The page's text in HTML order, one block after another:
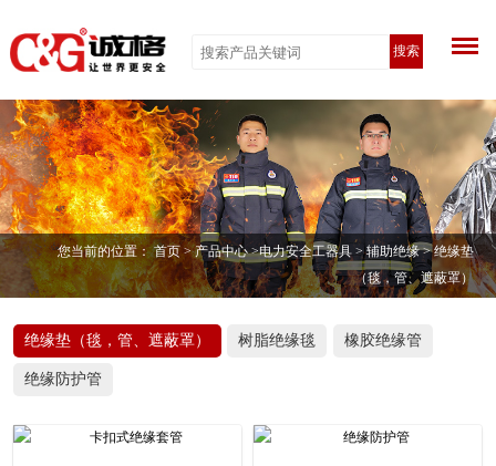
搜索
您当前的位置：首页 >产品中心>电力安全工器具 >辅助绝缘> 绝缘垫
（毯，管、遮蔽罩）
绝缘垫（毯，管、遮蔽罩） 树脂绝缘毯 橡胶绝缘管
绝缘防护管